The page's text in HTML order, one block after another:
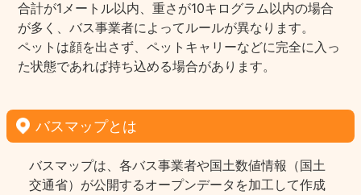
合計が1メートル以内、重さが10キログラム以内の場合
が多く、バス事業者によってルールが異なります。
ペットは顔を出さず、ペットキャリーなどに完全に入っ
た状態であれば持ち込める場合があります。
バスマップとは
バスマップは、各バス事業者や国土数値情報（国土
交通省）が公開するオープンデータを加工して作成